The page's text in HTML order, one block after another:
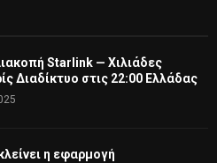
Starlink — Χιλιάδες
Διαδίκτυο στις 22:00 Ελλάδας
η εφαρμογή